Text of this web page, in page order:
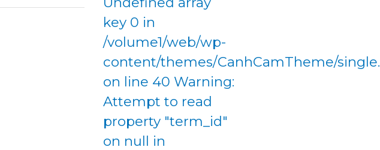
key 0 in
/volume1/web/wp-
content/themes/CanhCamTheme/
on line 40 Warning:
Attempt to read
property "term_id"
on null in